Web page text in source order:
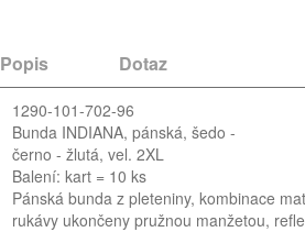
Popis Dotaz
1290-101-702-96
Bunda INDIANA, pánská, šedo -
černo - žlutá, vel. 2XL
Balení: kart = 10 ks
Pánská bunda z pleteniny, kombinace
rukávy ukončeny pružnou manžetou,